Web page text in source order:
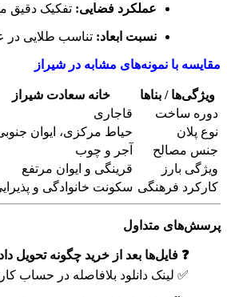
عملکرد فضایی: تفکیک دقیق
نسبت ابعاد: تناسب طلایی در
مقایسه با نمونه‌های مشابه در شیراز
ویژگی‌ها / بناها خانه سعادت شیراز
دوره ساخت
قاجاری
نوع پلان
حیاط مرکزی، ایوان
جنس مصالح
آجر و چوب
ویژگی بارز
قرینگی و ایوان مرتفع
کارکرد فرهنگی سکونت خانوادگی و
پرسش‌های متداول
❓ فایل‌ها بعد از خرید چگونه تحویل
✅ لینک دانلود بلافاصله در